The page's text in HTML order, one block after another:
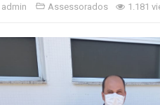
admin Assessorados 1.181